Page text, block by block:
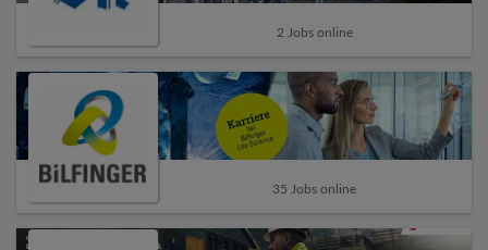
2 Jobs online
35 Jobs online